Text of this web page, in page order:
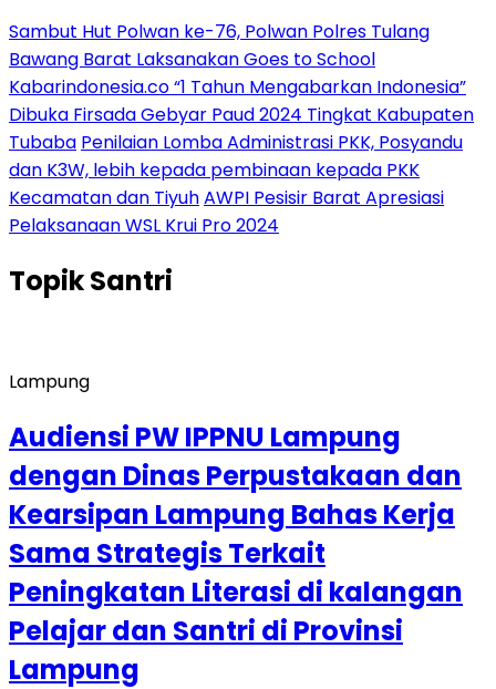
Sambut Hut Polwan ke-76, Polwan Polres Tulang
Bawang Barat Laksanakan Goes to School
Kabarindonesia.co “1 Tahun Mengabarkan Indonesia”
Dibuka Firsada Gebyar Paud 2024 Tingkat Kabupaten
Tubaba Penilaian Lomba Administrasi PKK, Posyandu
dan K3W, lebih kepada pembinaan kepada PKK
Kecamatan dan TiyuhAWPI Pesisir Barat Apresiasi
Pelaksanaan WSL Krui Pro 2024
TopikSantri
Lampung
Audiensi PW IPPNU Lampung
dengan Dinas Perpustakaan dan
Kearsipan Lampung Bahas Kerja
Sama Strategis Terkait
Peningkatan Literasi di kalangan
Pelajar dan Santri di Provinsi
Lampung